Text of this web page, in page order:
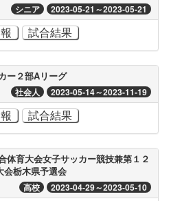
シニア 2023-05-21～2023-05-21
試合結果
ー２部Aリーグ
社会人 2023-05-14～2023-11-19
試合結果
体育大会女子サッカー競技兼第１２
会栃木県予選会
高校 2023-04-29～2023-05-10